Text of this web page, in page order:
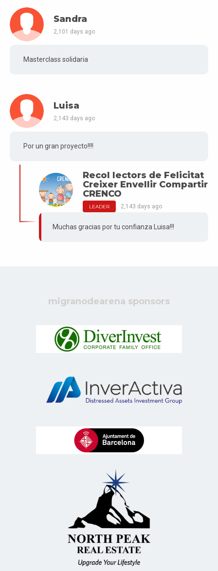
Sandra
2,101 days ago
Masterclass solidaria
Luisa
2,143 days ago
Por un gran proyecto!!!!
Recol lectors de Felicitat
Creixer Envellir Compartir
CRENCO
LEADER 2,143 days ago
Muchas gracias por tu confianza Luisa!!!
migranodearena sponsors